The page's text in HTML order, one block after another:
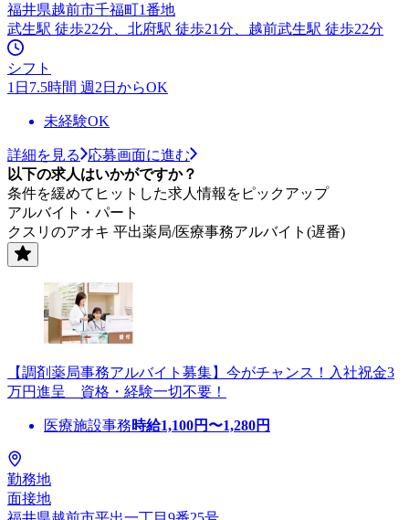
福井県越前市千福町1番地
武生駅 徒歩22分、北府駅 徒歩21分、越前武生駅 徒歩22分
シフト
1日7.5時間 週2日からOK
未経験OK
詳細を見る
応募画面に進む
以下の求人はいかがですか？
条件を緩めてヒットした求人情報をピックアップ
アルバイト・パート
クスリのアオキ 平出薬局/医療事務アルバイト(遅番)
【調剤薬局事務アルバイト募集】今がチャンス！入社祝金3
万円進呈 資格・経験一切不要！
医療施設事務時給1,100円〜1,280円
勤務地
面接地